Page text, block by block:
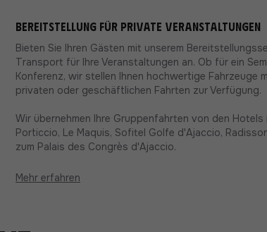
Bereitstellung für private Veranstaltungen
Bieten Sie Ihren Gästen mit unserem
Transport für Ihre Veranstaltungen an. Ob für ein
Konferenz, wir stellen Ihnen hochwertige Fahrzeuge
privaten oder geschäftlichen Fahrten zur Verfügung.
Wir übernehmen Ihre Gruppenfahrten von den
Porticcio, Le Maquis, Sofitel Golfe d'Ajaccio,
zum Palais des Congrès d'Ajaccio.
Mehr erfahren